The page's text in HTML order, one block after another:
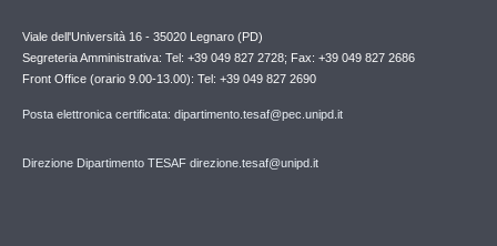
Viale dell'Università 16 - 35020 Legnaro (PD)
Segreteria Amministrativa: Tel: +39 049 827 2728; Fax: +39 049 827 2686
Front Office (orario 9.00-13.00): Tel: +39 049 827 2690
Posta elettronica certificata: dipartimento.tesaf@pec.unipd.it
Direzione Dipartimento TESAF direzione.tesaf@unipd.it